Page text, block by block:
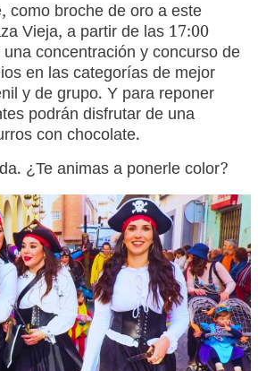
como broche de oro a este
Vieja, a partir de las 17:00
concentración y concurso de
en las categorías de mejor
y de grupo. Y para reponer
podrán disfrutar de una
con chocolate.
¿Te animas a ponerle color?